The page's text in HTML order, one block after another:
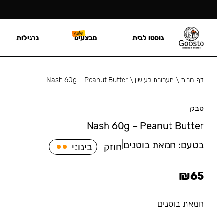
דף הבית\ תערובת לעישון \
Nash 60g – Peanut Butter
טבק
Nash 60g – Peanut Butter
בטעם: חמאת בוטנים חוזק בינוני
₪65
חמאת בוטנים
גוסטו לבית מבצעים נרגילות